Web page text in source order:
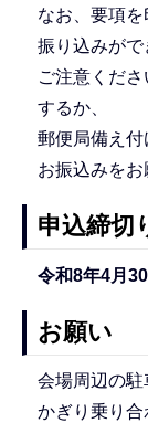
なお、要項
振り込みが
ご注意くだ
するか、
郵便局備え付
お振込みをお
申込締切
令和8年4月
お願い
会場周辺の
かぎり乗り合